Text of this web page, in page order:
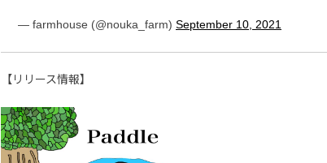
— farmhouse (@nouka_farm) September 10, 2021
【リリース情報】